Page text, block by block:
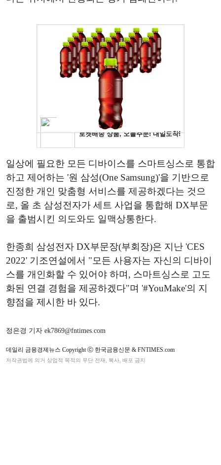
일상에 필요한 모든 디바이스를 스마트싱스로 통합
하고 제어하는 '원 삼성(One Samsung)'을 기반으로
진정한 개인 맞춤형 서비스를 제공하겠다는 것으
로, 올 초 삼성전자가 세트 사업을 통합해 DX부문
을 출범시킨 의도와도 일맥상통한다.
한종희 삼성전자 DX부문장(부회장)은 지난 'CES
2022' 기조연설에서 "모든 사용자는 자신의 디바이
스를 개인화할 수 있어야 하며, 스마트싱스로 고도
화된 연결 경험을 제공하겠다"며 '#YouMake'의 지
향점을 제시한 바 있다.
정은경 기자 ek7869@fntimes.com
데일리 금융경제뉴스 Copyright ⓒ 한국금융신문 & FNTIMES.com
저작권법에 의거 상업적 목적의 무단 전재, 복사, 배포 금지